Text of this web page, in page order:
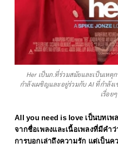
Her เป็นภ.ที่ร่วมสมัยและเป็นเหตุ
กำลังเผชิญและอยู่ร่วมกับ AI ที่กำลัง
เรื่อยๆ
All you need is love เป็นบทเพ
จากชื่อเพลงและเนื้อเพลงที่มีคำ
การบอกเล่าถึงความรัก แต่เป็น